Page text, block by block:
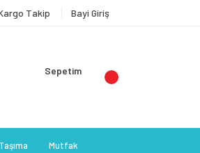
Takip Bayi Giriş
Sepetim
Taşıma Mutfak